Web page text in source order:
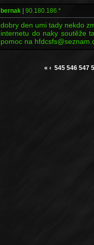
bernak 90.180.186.*
dobry den umi tady nekdo
internetu do naky soutěže
pomoc na
« ‹ 545 546 547